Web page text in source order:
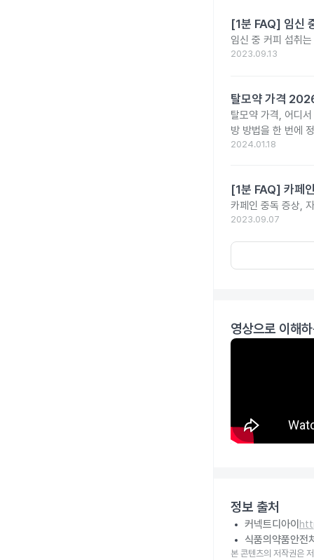
[1분 FAQ] 임신
임신 중 커피 섭취
2023.09.13
탈모약 가격
탈모약 가격, 어디
방 방법을 한 번에
2024.01.18
[1분 FAQ] 카페
카페인 중독 증상,
2023.09.07
영상으로 이해
정보 출처
커넥트디아이
식품의약품안전
본 콘텐츠의 저작권은